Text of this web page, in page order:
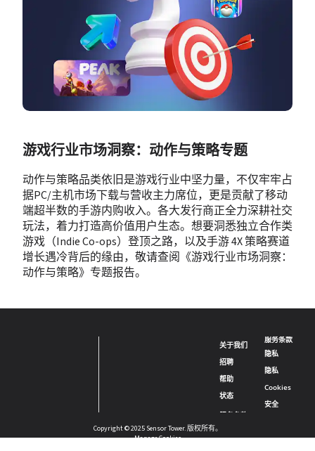
游戏行业市场洞察：动作与策略专题
动作与策略品类依旧是游戏行业中坚力量，不仅牢牢占
据PC/主机市场下载与营收主力席位，更是贡献了移动
端超半数的手游内购收入。各大发行商正全力深耕社交
玩法，着力打造高价值用户生态。想要洞悉独立合作类
游戏（Indie Co-ops）登顶之路，以及手游 4X 策略赛道
增长遇冷背后的缘由，敬请查阅《游戏行业市场洞察：
动作与策略》专题报告。
关于我们
招聘
帮助
状态
服务条款
隐私
隐私
Cookies
安全
Copyright © 2025 Sensor Tower. 版权所有。
Manage Cookies